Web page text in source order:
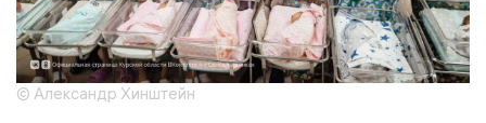
© Александр Хинштейн